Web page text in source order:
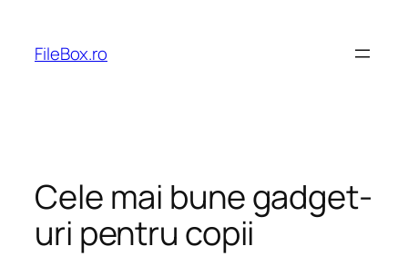
content
FileBox.ro
Cele mai bune gadget-
uri pentru copii